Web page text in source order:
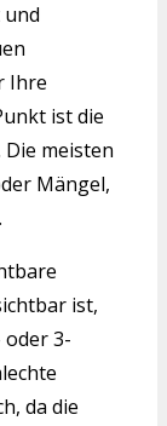
Ihre
ist die
meisten
Mängel,
ist,
oder 3-
da die